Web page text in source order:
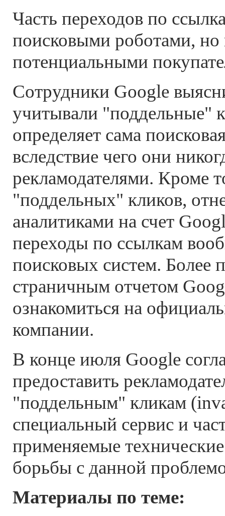
Часть переходов по
поисковыми роботами, но
потенциальными
Сотрудники Google
учитывали "поддельные"
определяет сама
вследствие чего они
рекламодателями. Кроме
"поддельных" кликов,
аналитиками на счет
переходы по ссылкам
поисковых систем. Более
страничным отчетом
ознакомиться на
компании.
В конце июля Google
предоставить
"поддельным" кликам
специальный сервис и
применяемые
борьбы с данной
Материалы по теме: